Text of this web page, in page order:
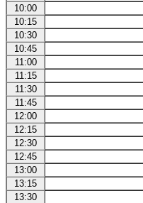
10:00
10:15
10:30
10:45
11:00
11:15
11:30
11:45
12:00
12:15
12:30
12:45
13:00
13:15
13:30